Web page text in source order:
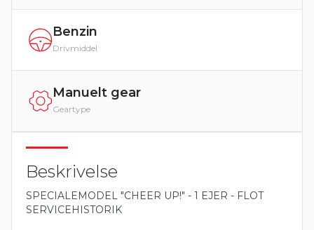
Benzin
Drivmiddel
Manuelt gear
Geartype
Beskrivelse
SPECIALEMODEL "CHEER UP!" - 1 EJER - FLOT
SERVICEHISTORIK